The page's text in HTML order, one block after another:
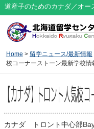
道産子のためのカナダ／オー
Home > 留学ニュース/最新情報
校コーナーストーン最新学校
【カナダ】トロント人気
カナダ トロント中心部